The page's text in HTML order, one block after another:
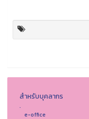
สำหรับบุคลากร
.
e-office